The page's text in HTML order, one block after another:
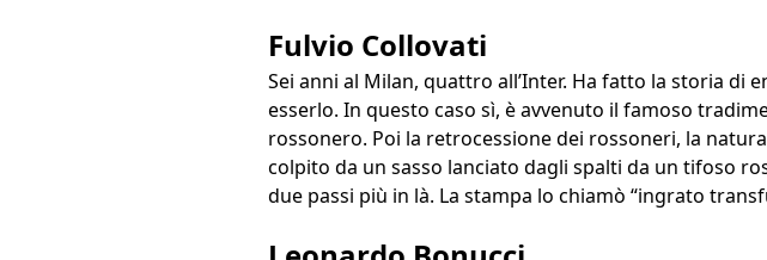
Fulvio Collovati
Sei anni al Milan, quattro all’Inter. Ha fatto la storia di
esserlo. In questo caso sì, è avvenuto il famoso
rossonero. Poi la retrocessione dei rossoneri, la
colpito da un sasso lanciato dagli spalti da un tifoso
due passi più in là. La stampa lo chiamò “ingrato